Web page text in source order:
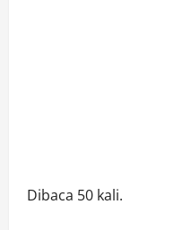
Dibaca 50 kali.